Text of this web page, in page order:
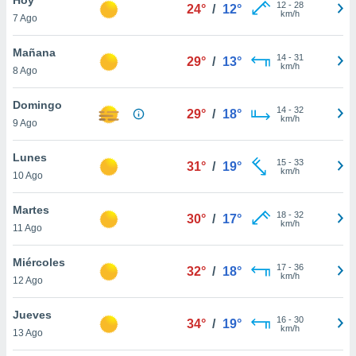
en
más
nuestra
de
cookies
aceptar
7 Ago
24° / 12° 12- 28
km/h
Mañana
8 Ago
29° / 13° 14- 31
km/h
Domingo
9 Ago
29° / 18° 14- 32
km/h
Lunes
10 Ago
31° / 19° 15- 33
km/h
Martes
11 Ago
30° / 17° 18- 32
km/h
Miércoles
12 Ago
32° / 18° 17- 36
km/h
Jueves
13 Ago
34° / 19° 16- 30
km/h